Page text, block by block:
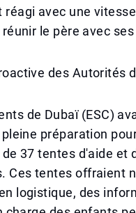
avec une
le père avec
des Autorités
de Dubaï (ESC)
préparation
37 tentes d'aide et
Ces tentes offraient
logistique, des